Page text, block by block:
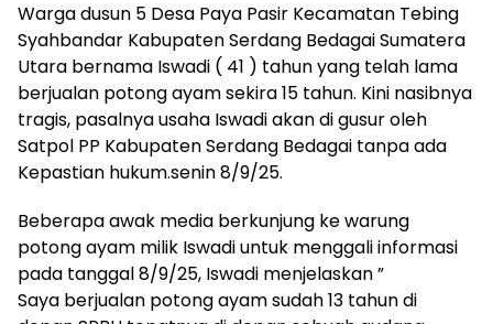
Warga dusun 5 Desa Paya Pasir Kecamatan Tebing
Syahbandar Kabupaten Serdang Bedagai Sumatera
Utara bernama Iswadi ( 41 ) tahun yang telah lama
berjualan potong ayam sekira 15 tahun. Kini nasibnya
tragis, pasalnya usaha Iswadi akan di gusur oleh
Satpol PP Kabupaten Serdang Bedagai tanpa ada
Kepastian hukum.senin 8/9/25.
Beberapa awak media berkunjung ke warung
potong ayam milik Iswadi untuk menggali informasi
pada tanggal 8/9/25, Iswadi menjelaskan ”
Saya berjualan potong ayam sudah 13 tahun di